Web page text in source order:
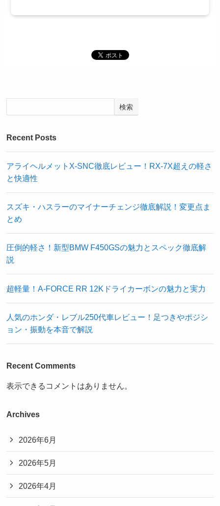
検索
Recent Posts
アライヘルメットX-SNC徹底レビュー！RX-7X超えの軽さ
と快適性
スズキ・ハスラーのマイナーチェンジ徹底解説！変更点ま
とめ
圧倒的軽さ！新型BMW F450GSの魅力とスペック徹底解
説
超軽量！A-FORCE RR 12Kドライカーボンの魅力と実力
人気のホンダ・レブル250代車レビュー！足つきやポジシ
ョン・振動を本音で解説
Recent Comments
表示できるコメントはありません。
Archives
2026年6月
2026年5月
2026年4月